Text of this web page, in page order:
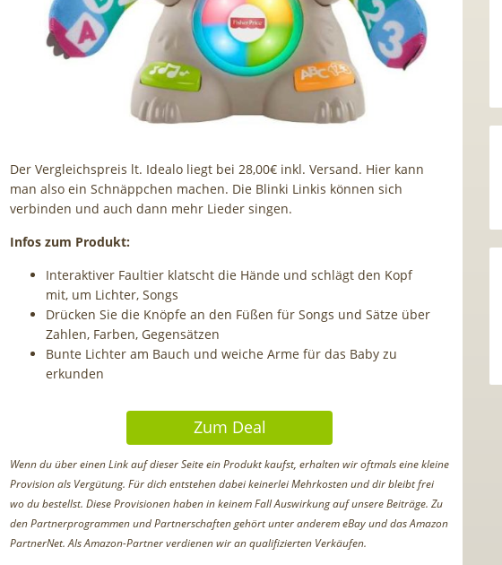
Der Vergleichspreis lt. Idealo liegt bei 28,00€ inkl. Versand. Hier kann
man also ein Schnäppchen machen. Die Blinki Linkis können sich
verbinden und auch dann mehr Lieder singen.
Infos zum Produkt:
Interaktiver Faultier klatscht die Hände und schlägt den Kopf
mit, um Lichter, Songs
Drücken Sie die Knöpfe an den Füßen für Songs und Sätze über
Zahlen, Farben, Gegensätzen
Bunte Lichter am Bauch und weiche Arme für das Baby zu
erkunden
Zum Deal
Wenn du über einen Link auf dieser Seite ein Produkt kaufst, erhalten wir oftmals eine kleine
Provision als Vergütung. Für dich entstehen dabei keinerlei Mehrkosten und dir bleibt frei
wo du bestellst. Diese Provisionen haben in keinem Fall Auswirkung auf unsere Beiträge. Zu
den Partnerprogrammen und Partnerschaften gehört unter anderem eBay und das Amazon
PartnerNet. Als Amazon-Partner verdienen wir an qualifizierten Verkäufen.